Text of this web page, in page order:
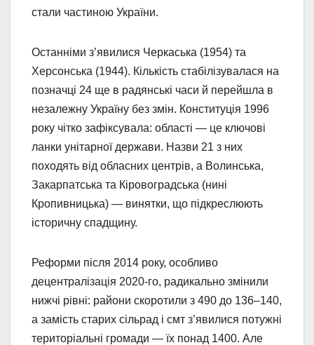
стали частиною України.
Останніми з’явилися Черкаська (1954) та
Херсонська (1944). Кількість стабілізувалася на
позначці 24 ще в радянські часи й перейшла в
незалежну Україну без змін. Конституція 1996
року чітко зафіксувала: області — це ключові
ланки унітарної держави. Назви 21 з них
походять від обласних центрів, а Волинська,
Закарпатська та Кіровоградська (нині
Кропивницька) — винятки, що підкреслюють
історичну спадщину.
Реформи після 2014 року, особливо
децентралізація 2020-го, радикально змінили
нижчі рівні: райони скоротили з 490 до 136–140,
а замість старих сільрад і смт з’явилися потужні
територіальні громади — їх понад 1400. Але